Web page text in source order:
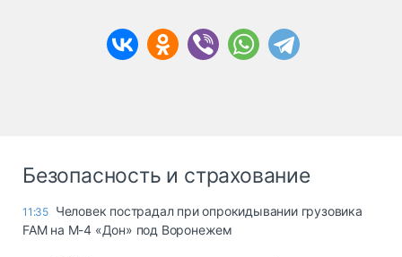
Безопасность и страхование
11:35 Человек пострадал при опрокидывании грузовика
FAM на М-4 «Дон» под Воронежем